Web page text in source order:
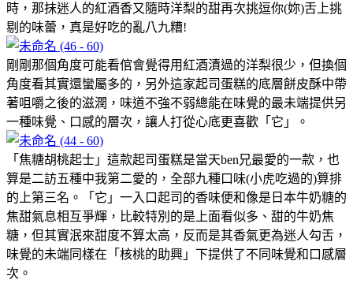
時，那抹迷人的紅酒香又隨時洋梨的甜再次挑逗你(妳)舌上挑
剔的味蕾，真是好吃的亂八九糟!
剛剛那個角度可能看倌會覺得用紅酒漬過的洋梨很少，但換個
角度看其實還蠻屬多的，另外這家起司蛋糕的底層餅皮酥中帶
著咀嚼之後的滋潤，味道不強不弱總能在味覺的最未端提供另
一種味覺、口感的層次，讓人打從心底更喜歡「它」。
「焦糖胡桃起士」這款起司蛋糕是當天ben兄最愛的一款，也
算是二訪五種中我第二愛的，全部九種口味(小虎吃過的)算排
的上第三名。「它」一入口起司的香味便和像是日本牛奶糖的
焦甜氣息相互爭輝，比較特別的是上面看似多、甜的牛奶焦
糖，但其實泯來甜度不算太高，反而是其香氣更為迷人勾舌，
味覺的未端同樣在「核桃的助興」下提供了不同味覺和口感層
次。